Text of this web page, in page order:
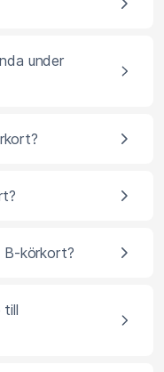
under
B-körkort?
till